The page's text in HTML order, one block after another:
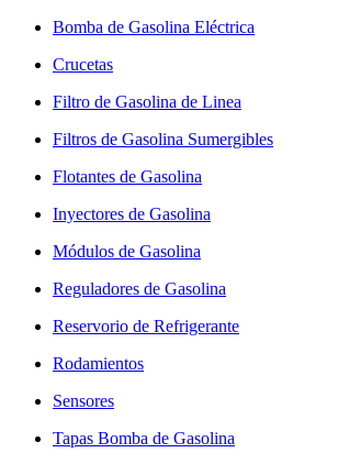
Bomba de Gasolina Eléctrica
Crucetas
Filtro de Gasolina de Linea
Filtros de Gasolina Sumergibles
Flotantes de Gasolina
Inyectores de Gasolina
Módulos de Gasolina
Reguladores de Gasolina
Reservorio de Refrigerante
Rodamientos
Sensores
Tapas Bomba de Gasolina